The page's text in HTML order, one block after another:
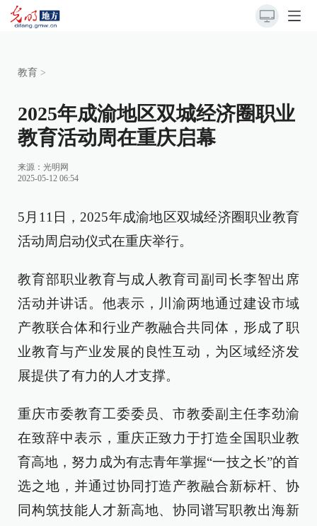
教育 >
2025年成渝地区双城经济圈职业
教育活动周在重庆启幕
来源： 光明网
2025-05-12 06:54
5月11日，2025年成渝地区双城经济圈职业教育
活动周启动仪式在重庆举行。
教育部职业教育与成人教育司副司长李智出席
活动并讲话。他表示，川渝两地通过建设市域
产教联合体和行业产教融合共同体，形成了职
业教育与产业发展的良性互动，为区域经济发
展提供了有力的人才支撑。
重庆市委教育工委委员、市教委副主任李劲渝
在致辞中表示，重庆正致力于打造全国职业教
育高地，努力成为有志青年掌握“一技之长”的首
选之地，并通过协同打造产教融合新标杆、协
同构筑技能人才新高地、协同谱写职教出海新